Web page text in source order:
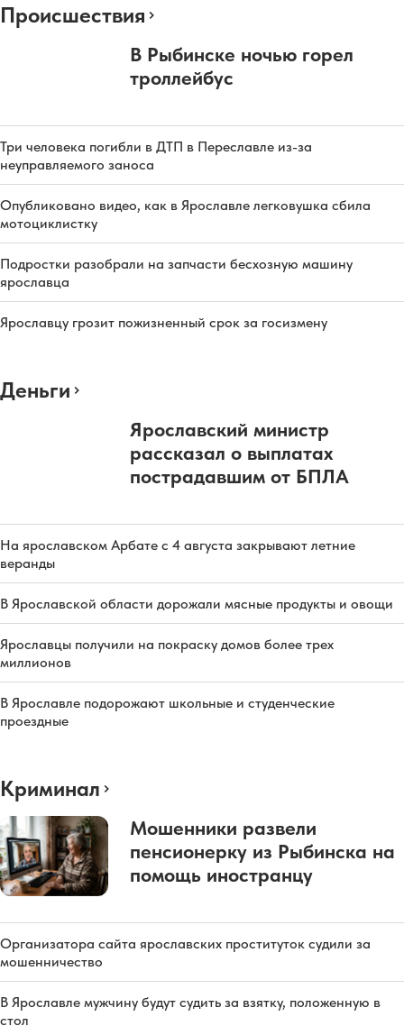
Происшествия
В Рыбинске ночью горел
троллейбус
Три человека погибли в ДТП в Переславле из-за
неуправляемого заноса
Опубликовано видео, как в Ярославле легковушка сбила
мотоциклистку
Подростки разобрали на запчасти бесхозную машину
ярославца
Ярославцу грозит пожизненный срок за госизмену
Деньги
Ярославский министр
рассказал о выплатах
пострадавшим от БПЛА
На ярославском Арбате с 4 августа закрывают летние
веранды
В Ярославской области дорожали мясные продукты и овощи
Ярославцы получили на покраску домов более трех
миллионов
В Ярославле подорожают школьные и студенческие
проездные
Криминал
Мошенники развели
пенсионерку из Рыбинска на
помощь иностранцу
Организатора сайта ярославских проституток судили за
мошенничество
В Ярославле мужчину будут судить за взятку, положенную в
стол